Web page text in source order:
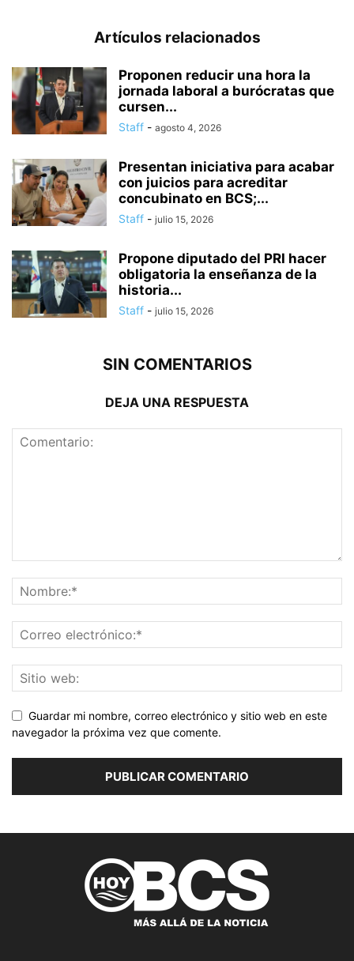
Artículos relacionados
Proponen reducir una hora la
jornada laboral a burócratas que
cursen...
Staff - agosto 4, 2026
Presentan iniciativa para acabar
con juicios para acreditar
concubinato en BCS;...
Staff - julio 15, 2026
Propone diputado del PRI hacer
obligatoria la enseñanza de la
historia...
Staff - julio 15, 2026
SIN COMENTARIOS
DEJA UNA RESPUESTA
Guardar mi nombre, correo electrónico y sitio web en este
navegador la próxima vez que comente.